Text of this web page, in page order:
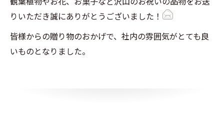
りいただき誠にありがとうございました！
皆様からの贈り物のおかげで、社内の雰囲気がとても良
いものとなりました。